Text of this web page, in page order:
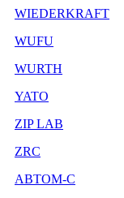
WIEDERKRAFT
WUFU
WURTH
YATO
ZIP LAB
ZRC
АВТОМ-С